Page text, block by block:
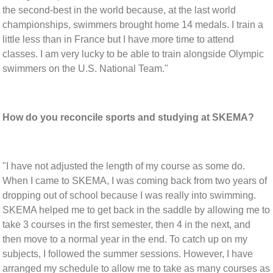
the second-best in the world because, at the last world
championships, swimmers brought home 14 medals. I train a
little less than in France but I have more time to attend
classes. I am very lucky to be able to train alongside Olympic
swimmers on the U.S. National Team."
How do you reconcile sports and studying at SKEMA?
"I have not adjusted the length of my course as some do.
When I came to SKEMA, I was coming back from two years of
dropping out of school because I was really into swimming.
SKEMA helped me to get back in the saddle by allowing me to
take 3 courses in the first semester, then 4 in the next, and
then move to a normal year in the end. To catch up on my
subjects, I followed the summer sessions. However, I have
arranged my schedule to allow me to take as many courses as